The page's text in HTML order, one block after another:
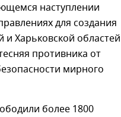
наступлении
для создания
Харьковской
противника от
мирного
более 1800